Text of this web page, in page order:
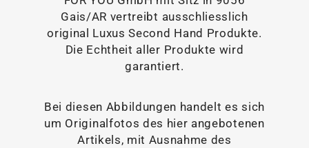
Gais/AR vertreibt ausschliesslich
original Luxus Second Hand Produkte.
Die Echtheit aller Produkte wird
garantiert.
Bei diesen Abbildungen handelt es sich
um Originalfotos des hier angebotenen
Artikels, mit Ausnahme des